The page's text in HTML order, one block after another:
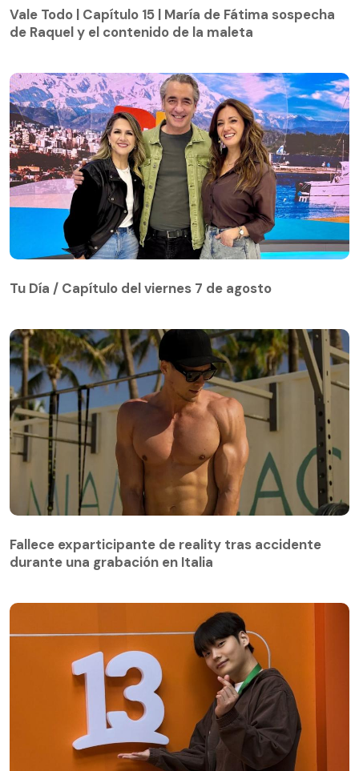
de Raquel y el contenido de la maleta
Vale Todo | Capítulo 15 | María de Fátima sospecha
de Raquel y el contenido de la maleta
Tu Día / Capítulo del viernes 7 de agosto
Fallece exparticipante de reality tras accidente
durante una grabación en Italia